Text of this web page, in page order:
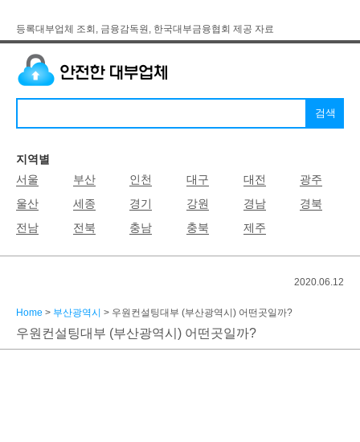
등록대부업체 조회, 금융감독원, 한국대부금융협회 제공 자료
지역별
서울
부산 인천 대구 대전
광주
울산
세종 경기 강원 경남
경북
전남
전북 충남 충북 제주
2020.06.12
Home > 부산광역시 > 우원컨설팅대부 (부산광역시) 어떤곳일까?
우원컨설팅대부 (부산광역시) 어떤곳일까?